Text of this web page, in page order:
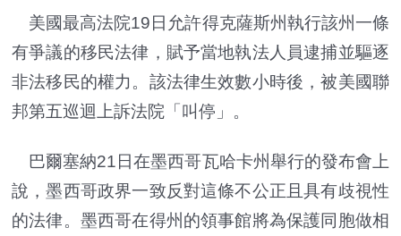
美國最高法院19日允許得克薩斯州執行該州一條
有爭議的移民法律，賦予當地執法人員逮捕並驅逐
非法移民的權力。該法律生效數小時後，被美國聯
邦第五巡迴上訴法院「叫停」。
巴爾塞納21日在墨西哥瓦哈卡州舉行的發布會上
說，墨西哥政界一致反對這條不公正且具有歧視性
的法律。墨西哥在得州的領事館將為保護同胞做相